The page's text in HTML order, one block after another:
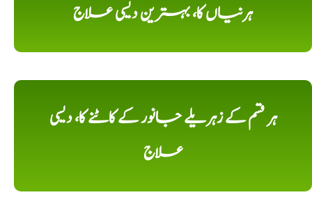
ہرنیاں کا، بہترین دیسی علاج
ہر قسم کے زہریلے جانور کے کاٹنے کا، دیسی
علاج